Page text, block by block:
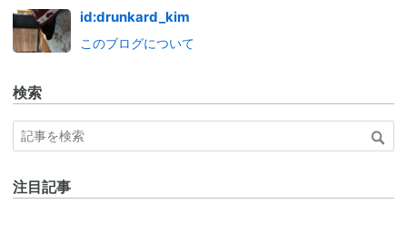
id:drunkard_kim
このブログについて
検索
注目記事